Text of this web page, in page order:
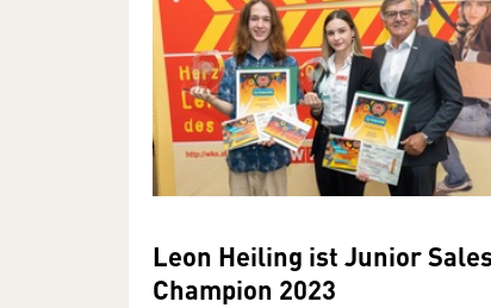
Leon Heiling ist Junior
Champion 2023